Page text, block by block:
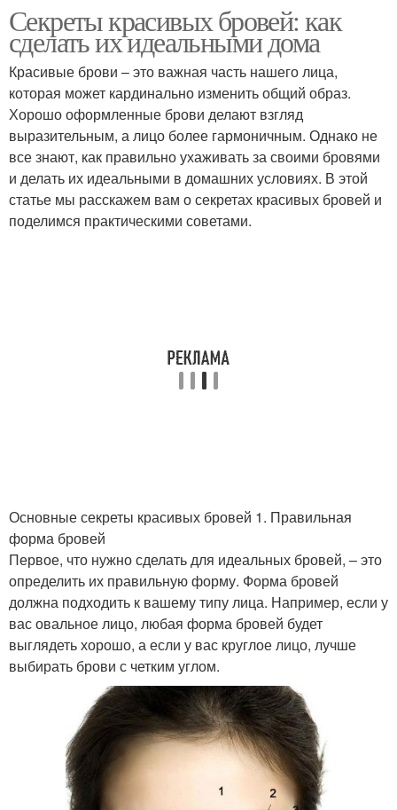
Секреты красивых бровей: как
сделать их идеальными дома
Красивые брови – это важная часть нашего лица,
которая может кардинально изменить общий образ.
Хорошо оформленные брови делают взгляд
выразительным, а лицо более гармоничным. Однако не
все знают, как правильно ухаживать за своими бровями
и делать их идеальными в домашних условиях. В этой
статье мы расскажем вам о секретах красивых бровей и
поделимся практическими советами.
Основные секреты красивых бровей 1. Правильная
форма бровей
Первое, что нужно сделать для идеальных бровей, – это
определить их правильную форму. Форма бровей
должна подходить к вашему типу лица. Например, если у
вас овальное лицо, любая форма бровей будет
выглядеть хорошо, а если у вас круглое лицо, лучше
выбирать брови с четким углом.